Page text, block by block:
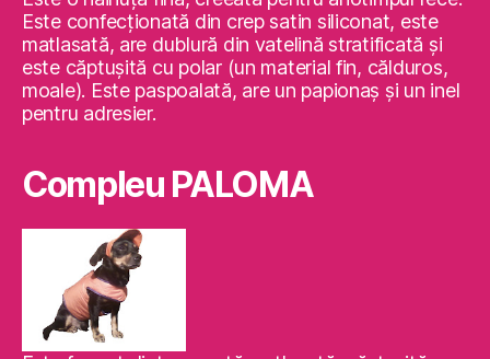
Este confecţionată din crep satin siliconat, este
matlasată, are dublură din vatelină stratificată şi
este căptuşită cu polar (un material fin, călduros,
moale). Este paspoalată, are un papionaş şi un inel
pentru adresier.
Compleu PALOMA